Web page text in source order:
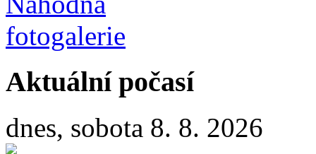
Aktuální počasí
dnes, sobota 8. 8. 2026